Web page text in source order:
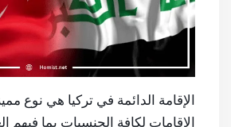
الإقامة الدائمة في تركيا هي نوع
الإقامات لكافة الجنسيات بما فيهم